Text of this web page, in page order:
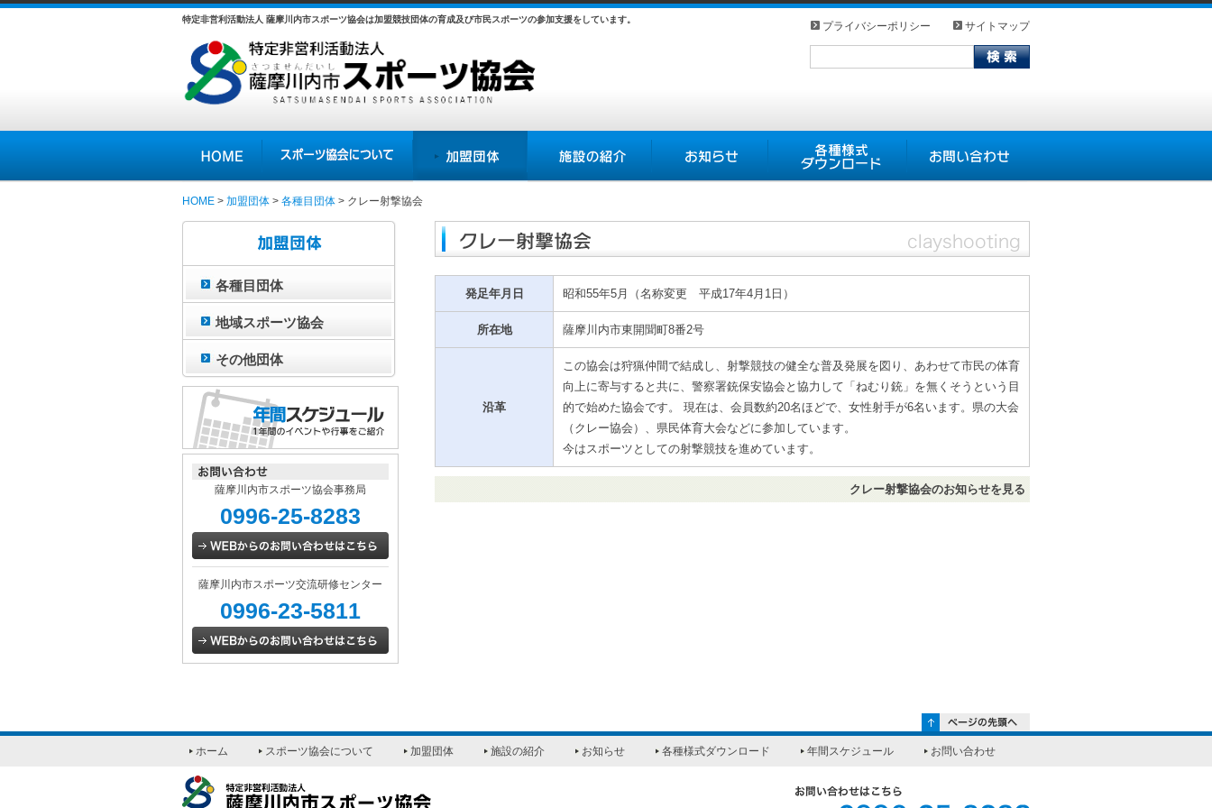
特定非営利活動法人 薩摩川内市スポーツ協会は加盟競技団体の育成及び市民スポーツの参加支援をしています。
プライバシーポリシー サイトマップ
スポーツ協会について 加盟団体
HOME > 加盟団体 > 各種目団体 > クレー射撃協会
各種目団体
地域スポーツ協会
その他団体
薩摩川内市スポーツ協会事務局
0996-25-8283
薩摩川内市スポーツ交流研修センター
0996-23-5811
発足年月日 昭和55年5月（名称変更 平成17年4月1日）
所在地 薩摩川内市東開聞町8番2号
沿革
この協会は狩猟仲間で結成し、射撃競技の健全な普及発展を図り、あわせて市民の体育
向上に寄与すると共に、警察署銃保安協会と協力して「ねむり銃」を無くそうという目
的で始めた協会です。 現在は、会員数約20名ほどで、女性射手が6名います。県の大会
（クレー協会）、県民体育大会などに参加しています。
今はスポーツとしての射撃競技を進めています。
クレー射撃協会のお知らせを見る
ホーム スポーツ協会について 加盟団体 施設の紹介 お知らせ 各種様式ダウンロード 年間スケジュール お問い合わせ